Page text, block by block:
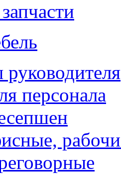
персонала